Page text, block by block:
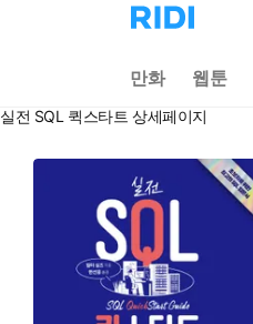
리
디
으
로
동
만화 웹툰
실전 SQL 퀵스타트 상세페이지